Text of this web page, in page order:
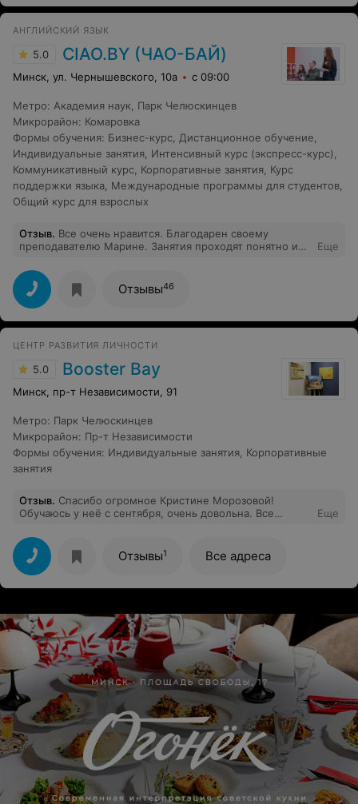
АНГЛИЙСКИЙ ЯЗЫК
5.0 CIAO.BY (ЧАО-БАЙ)
Минск, ул. Чернышевского, 10а с 09:00
Метро: Академия наук Парк Челюскинцев
Микрорайон: Комаровка
Формы обучения: Бизнес-курс Дистанционное обучение
Индивидуальные занятия Интенсивный курс (экспресс-курс)
Коммуникативный курс Корпоративные занятия Курс
поддержки языка Международные программы для студентов
Общий курс для взрослых
Отзыв. Все очень нравится. Благодарен своему
преподавателю Марине. Занятия проходят понятно и
что позволяет во время занятия общаться в дружеской
атмосфере. Практически каждое занятие изучали не
только лексику и грамматику, но и для закрепления
материла играли в различные игры. Продолжаю
изучать английский с периодическим успехом.
занятий наметился определенный прогресс. Появилась
определенная система в изучении английского языка.
Еще
Отзывы46
ЦЕНТР РАЗВИТИЯ ЛИЧНОСТИ
5.0 Booster Bay
Минск, пр-т Независимости, 91
Метро: Парк Челюскинцев
Микрорайон: Пр-т Независимости
Формы обучения: Индивидуальные занятия Корпоративные
занятия
Отзыв. Спасибо огромное Кристине Морозовой!
Обучаюсь у неё с сентября, очень довольна. Все
своего дела 100%. И как человек хороший, приятный!
Рекомендую!)
Еще
Отзывы1 Все адреса